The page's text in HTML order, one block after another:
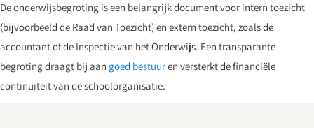
De onderwijsbegroting is een belangrijk document voor intern toezicht
(bijvoorbeeld de Raad van Toezicht) en extern toezicht, zoals de
accountant of de Inspectie van het Onderwijs. Een transparante
begroting draagt bij aan goed bestuuren versterkt de financiële
continuïteit van de schoolorganisatie.